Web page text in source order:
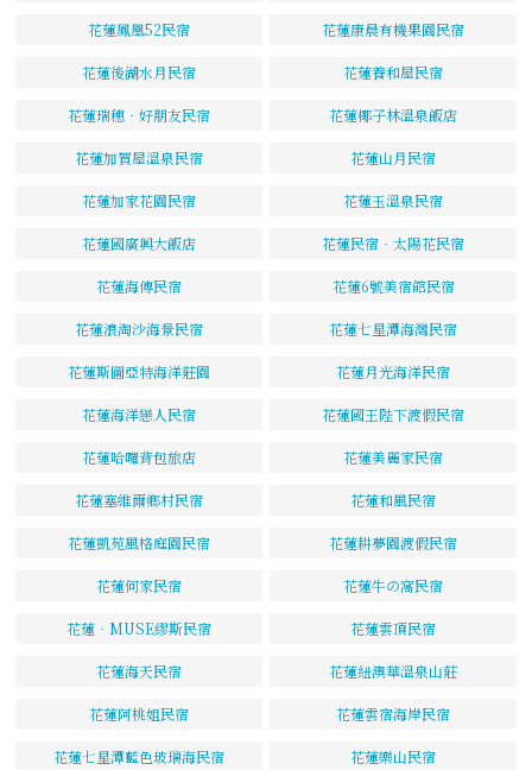
花蓮鳳凰52民宿 花蓮康晨有機果園民宿
花蓮後湖水月民宿 花蓮養和屋民宿
花蓮瑞穗‧好朋友民宿 花蓮椰子林溫泉飯店
花蓮加賀屋溫泉民宿 花蓮山月民宿
花蓮加家花園民宿 花蓮玉溫泉民宿
花蓮國廣興大飯店 花蓮民宿‧太陽花民宿
花蓮海傳民宿 花蓮6號美宿館民宿
花蓮浪淘沙海景民宿 花蓮七星潭海灣民宿
花蓮斯圖亞特海洋莊園 花蓮月光海洋民宿
花蓮海洋戀人民宿 花蓮國王陛下渡假民宿
花蓮哈囉背包旅店 花蓮美麗家民宿
花蓮塞維爾鄉村民宿 花蓮和風民宿
花蓮凱苑風格庭園民宿 花蓮耕夢園渡假民宿
花蓮何家民宿 花蓮牛の窩民宿
花蓮‧MUSE繆斯民宿 花蓮雲頂民宿
花蓮海天民宿 花蓮紐澳華溫泉山莊
花蓮阿桃姐民宿 花蓮雲宿海岸民宿
花蓮七星潭藍色玻璃海民宿 花蓮樂山民宿